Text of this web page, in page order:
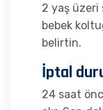
2 yaş üzeri
bebek
belirtin.
İptal
24 saat